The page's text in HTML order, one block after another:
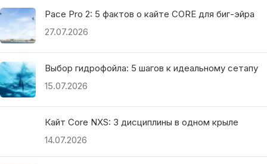
Pace Pro 2: 5 фактов о кайте CORE для биг-эйра
27.07.2026
Выбор гидрофойла: 5 шагов к идеальному сетапу
15.07.2026
Кайт Core NXS: 3 дисциплины в одном крыле
14.07.2026